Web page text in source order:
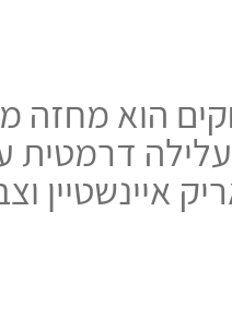
הוא מחזה
דרמטית
איינשטיין